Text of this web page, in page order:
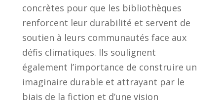
concrètes pour que les bibliothèques
renforcent leur durabilité et servent de
soutien à leurs communautés face aux
défis climatiques. Ils soulignent
également l’importance de construire un
imaginaire durable et attrayant par le
biais de la fiction et d’une vision